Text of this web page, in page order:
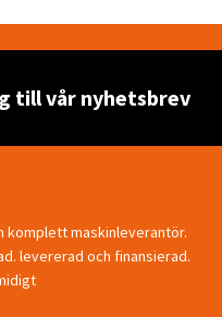
till vår nyhetsbrev
komplett maskinleverantör.
levererad och finansierad.